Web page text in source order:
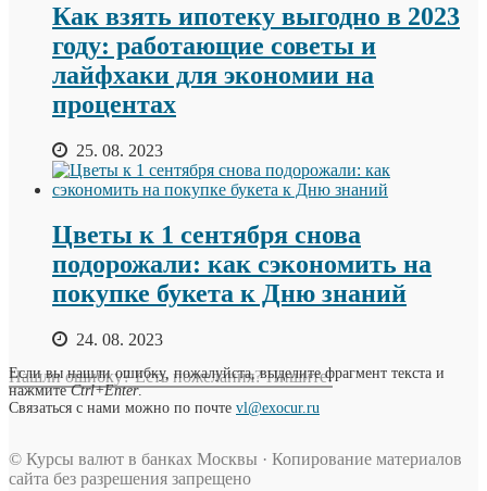
Как взять ипотеку выгодно в 2023
году: работающие советы и
лайфхаки для экономии на
процентах
25. 08. 2023
Цветы к 1 сентября снова
подорожали: как сэкономить на
покупке букета к Дню знаний
24. 08. 2023
Нашли ошибку? Есть пожелания? Пишите!
Если вы нашли ошибку, пожалуйста, выделите фрагмент текста и
нажмитеCtrl+Enter.
Связаться с нами можно по почте vl@exocur.ru
© Курсы валют в банках Москвы · Копирование материалов
сайта без разрешения запрещено